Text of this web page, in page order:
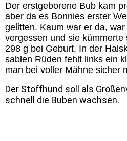
Der erstgeborene Bub kam
aber da es Bonnies erster
gelitten. Kaum war er da,
vergessen und sie kümmerte
298 g bei Geburt. In der
sablen Rüden fehlt links ein
man bei voller Mähne sicher
Der Stoffhund soll als
schnell die Buben wachsen.